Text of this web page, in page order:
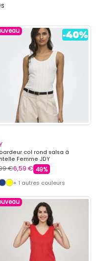
col rond salsa à
Femme JDY
€6,59 € 49%
+ 1 autres couleurs